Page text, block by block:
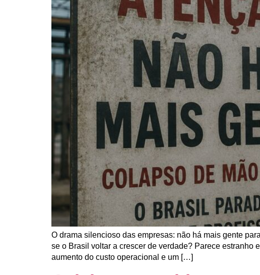
O drama silencioso das empresas: não há mais gente
se o Brasil voltar a crescer de verdade? Parece
aumento do custo operacional e um […]